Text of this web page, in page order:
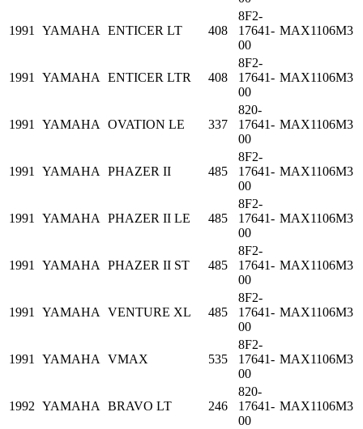
1991 YAMAHA ENTICER LT 408
8F2-
17641-
00
MAX1106M3
1991 YAMAHA ENTICER LTR 408
8F2-
17641-
00
MAX1106M3
1991 YAMAHA OVATION LE 337
820-
17641-
00
MAX1106M3
1991 YAMAHA PHAZER II 485
8F2-
17641-
00
MAX1106M3
1991 YAMAHA PHAZER II LE 485
8F2-
17641-
00
MAX1106M3
1991 YAMAHA PHAZER II ST 485
8F2-
17641-
00
MAX1106M3
1991 YAMAHA VENTURE XL 485
8F2-
17641-
00
MAX1106M3
1991 YAMAHA VMAX 535
8F2-
17641-
00
MAX1106M3
1992 YAMAHA BRAVO LT 246
820-
17641-
00
MAX1106M3